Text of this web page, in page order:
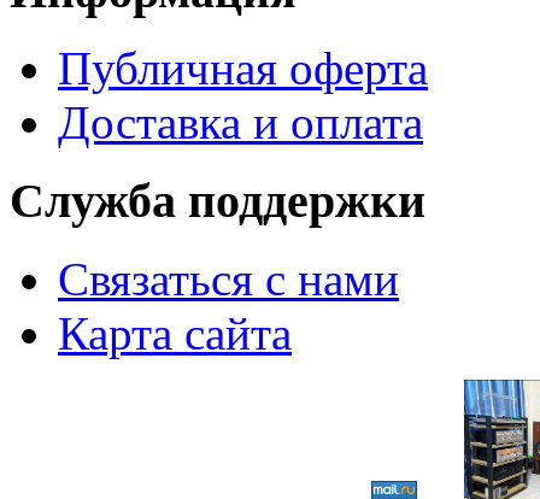
Публичная оферта
Доставка и оплата
Служба поддержки
Связаться с нами
Карта сайта